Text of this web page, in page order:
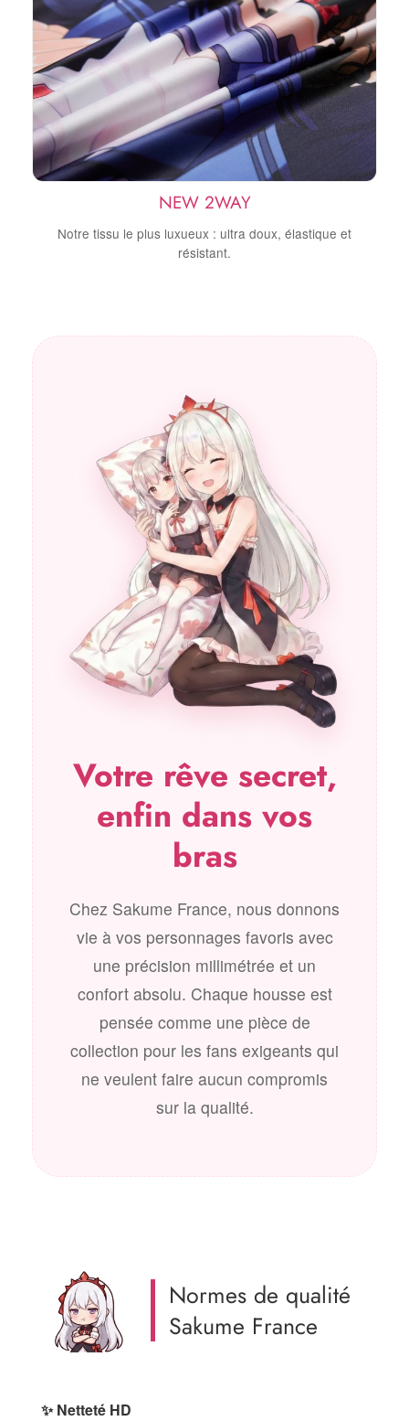
NEW 2WAY
Notre tissu le plus luxueux : ultra doux, élastique et
résistant.
Votre rêve secret,
enfin dans vos
bras
Chez Sakume France, nous donnons
vie à vos personnages favoris avec
une précision millimétrée et un
confort absolu. Chaque housse est
pensée comme une pièce de
collection pour les fans exigeants qui
ne veulent faire aucun compromis
sur la qualité.
Normes de qualité
Sakume France
✨ Netteté HD